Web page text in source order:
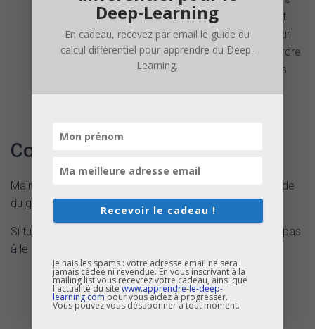
valeurs propres et
. Il faut
donc que learning rate soit inférieur à
pour
que l’algorithme converge, et il faut qu’il soit de l’ordre
pour que l’algorithme ne converge pas
Conclusion
Maintenant tu connais toutes les explications de méthode
du gradient
.
Si tu as des remarques ou des questions, alors n’hésite pas
à le dire en commentaire.
Deep-Learning
En cadeau, recevez par email le guide du
calcul différentiel pour apprendre du Deep-
Learning.
Recevoir le cadeau !
Je hais les spams : votre adresse email ne sera
jamais cédée ni revendue. En vous inscrivant à la
mailing list vous recevrez votre cadeau, ainsi que
l'actualité du site www.apprendre-le-deep-
learning.com pour vous aidez à progresser.
Vous pouvez vous désabonner à tout moment.